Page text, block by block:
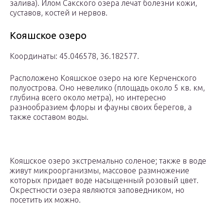
залива). Илом Сакского озера лечат болезни кожи,
суставов, костей и нервов.
Кояшское озеро
Координаты: 45.046578, 36.182577.
Расположено Кояшское озеро на юге Керченского
полуострова. Оно невелико (площадь около 5 кв. км,
глубина всего около метра), но интересно
разнообразием флоры и фауны своих берегов, а
также составом воды.
Кояшское озеро экстремально соленое; также в воде
живут микроорганизмы, массовое размножение
которых придает воде насыщенный розовый цвет.
Окрестности озера являются заповедником, но
посетить их можно.